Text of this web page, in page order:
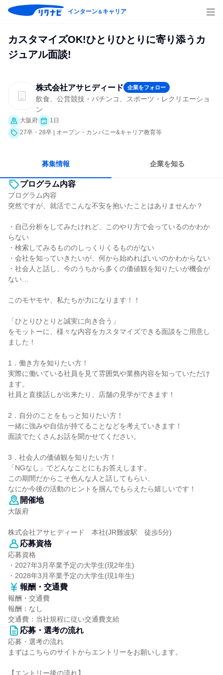
インターン＆キャリア
カスタマイズOK!ひとりひとりに寄り添うカ
ジュアル面談!
株式会社アサヒディード 企業をフォロー
飲食、公営競技・パチンコ、スポーツ・レクリエーショ
ン
大阪府
1日
27卒・28卒 | オープン・カンパニー&キャリア教育等
募集情報 企業を知る
プログラム内容
プログラム内容
突然ですが、就活でこんな不安を抱いたことはありませんか？
・自己分析をしてみたけれど、このやり方で会っているのかわか
らない
・検索してみるもののしっくりくるものがない
・会社を知っていきたいが、何から始めればいいのかわからない
・社会人と話し、今のうちから多くの価値観を知りたいが機会が
ない…
このモヤモヤ、私たちが力になります！！
「ひとりひとりと誠実に向き合う」
をモットーに、様々な内容をカスタマイズできる面談をご用意し
ました！
1．働き方を知りたい方！
実際に働いている社員を見て雰囲気や業務内容を知っていただけ
ます。
社員と直接話しが出来たり、店舗の見学ができます！
2．自分のことをもっと知りたい方！
一緒に強みや自信が持てることなどを考えていきます！
面談でたくさんお話を聞かせてください。
3．社会人の価値観を知りたい方！
「NGなし」でどんなことにもお答えします。
この期間だからこそ色んな人と話してもらい、
なにか今後の活動のヒントを掴んでもらえたら嬉しいです！
開催地
大阪府
株式会社アサヒディード 本社(JR難波駅 徒歩5分)
応募資格
応募資格
・2027年3月卒業予定の大学生(現2年生)
・2028年3月卒業予定の大学生(現1年生)
報酬・交通費
報酬・交通費
報酬：なし
交通費：当社規程に従い交通費支給
応募・選考の流れ
応募・選考の流れ
まずはこちらのサイトからエントリーをお願いします。
【エントリー後の流れ】